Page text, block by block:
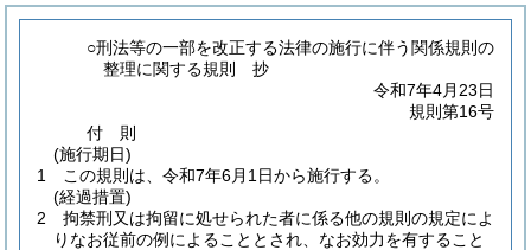
○刑法等の一部を改正する法律の施行に伴う関係規則の
整理に関する規則 抄
令和7年4月23日
規則第16号
付 則
(施行期日)
1
この規則は、令和7年6月1日から施行する。
(経過措置)
2
拘禁刑又は拘留に処せられた者に係る他の規則の規定によ
りなお従前の例によることとされ、なお効力を有すること